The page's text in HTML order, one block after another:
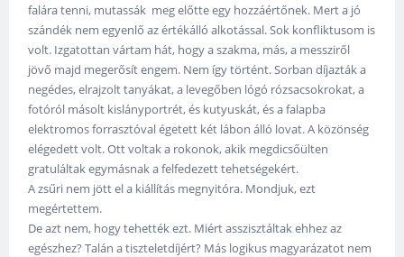
falára tenni, mutassák meg előtte egy hozzáértőnek. Mert a jó
szándék nem egyenlő az értékálló alkotással. Sok konfliktusom is
volt. Izgatottan vártam hát, hogy a szakma, más, a messziről
jövő majd megerősít engem. Nem így történt. Sorban díjazták a
negédes, elrajzolt tanyákat, a levegőben lógó rózsacsokrokat, a
fotóról másolt kislányportrét, és kutyuskát, és a falapba
elektromos forrasztóval égetett két lábon álló lovat. A közönség
elégedett volt. Ott voltak a rokonok, akik megdicsőülten
gratuláltak egymásnak a felfedezett tehetségekért.
A zsűri nem jött el a kiállítás megnyitóra. Mondjuk, ezt
megértettem.
De azt nem, hogy tehették ezt. Miért asszisztáltak ehhez az
egészhez? Talán a tiszteletdíjért? Más logikus magyarázatot nem